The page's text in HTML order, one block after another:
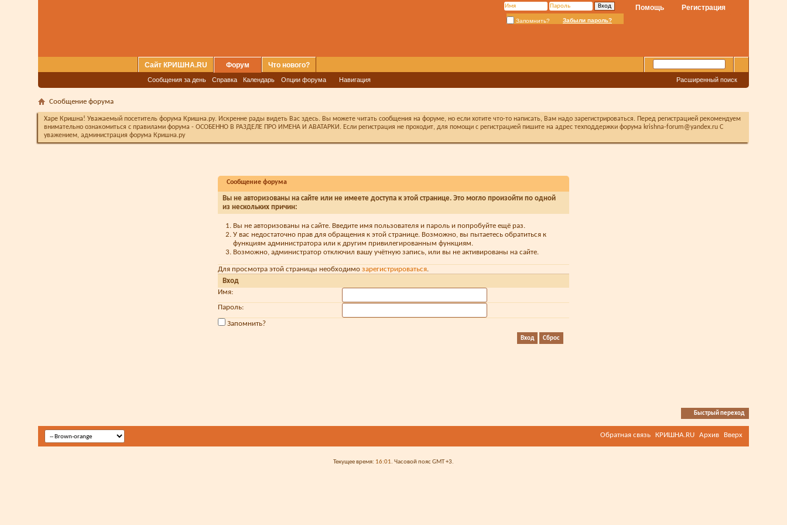
Регистрация
Помощь
Запомнить? Забыли пароль?
Сайт КРИШНА.RU Форум
Сообщения за день Справка Календарь Опции форума Навигация
Что нового?
Расширенный поиск
Сообщение форума
Харе Кришна! Уважаемый посетитель форума Кришна.ру. Искренне рады видеть Вас здесь. Вы можете читать сообщения на форуме, но если хотите что-то написать, Вам надо зарегистрироваться. Перед регистрацией рекомендуем
внимательно ознакомиться с правилами форума - ОСОБЕННО В РАЗДЕЛЕ ПРО ИМЕНА И АВАТАРКИ. Если регистрация не проходит, для помощи с регистрацией пишите на адрес техподдержки форума krishna-forum@yandex.ru С
уважением, администрация форума Кришна.ру
Сообщение форума
Вы не авторизованы на сайте или не имеете доступа к этой странице. Это могло произойти по одной
из нескольких причин:
Вы не авторизованы на сайте. Введите имя пользователя и пароль и попробуйте ещё раз.
У вас недостаточно прав для обращения к этой странице. Возможно, вы пытаетесь обратиться к
функциям администратора или к другим привилегированным функциям.
Возможно, администратор отключил вашу учётную запись, или вы не активированы на сайте.
Для просмотра этой страницы необходимо зарегистрироваться.
Вход
Имя:
Пароль:
Запомнить?
Быстрый переход
Обратная связь КРИШНА.RU Архив Вверх
Текущее время: 16:01. Часовой пояс GMT +3.